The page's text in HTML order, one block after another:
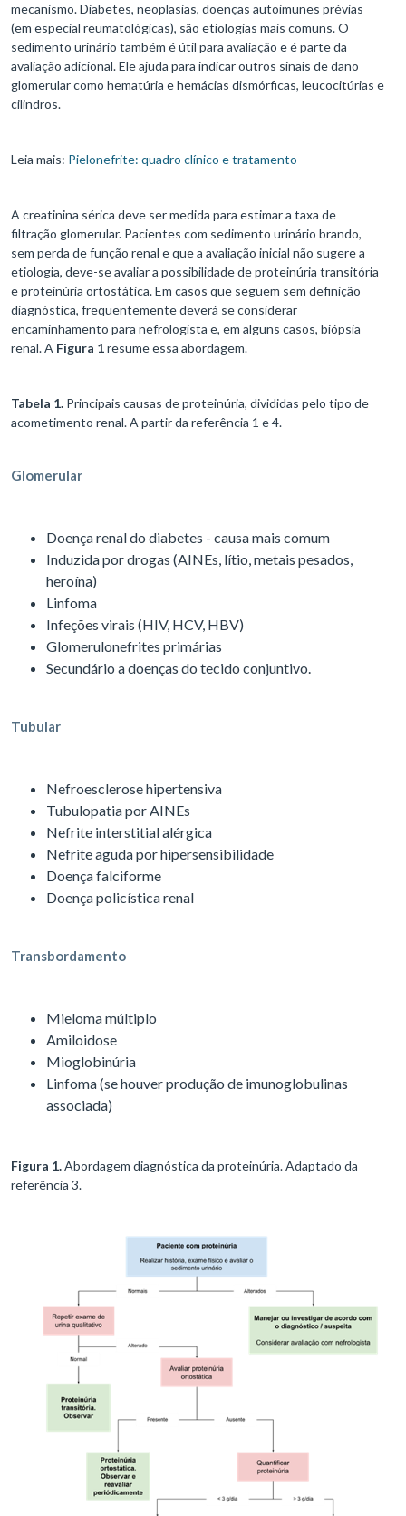
mecanismo. Diabetes, neoplasias, doenças autoimunes prévias
(em especial reumatológicas), são etiologias mais comuns. O
sedimento urinário também é útil para avaliação e é parte da
avaliação adicional. Ele ajuda para indicar outros sinais de dano
glomerular como hematúria e hemácias dismórficas, leucocitúrias e
cilindros.
Leia mais: Pielonefrite: quadro clínico e tratamento
A creatinina sérica deve ser medida para estimar a taxa de
filtração glomerular. Pacientes com sedimento urinário brando,
sem perda de função renal e que a avaliação inicial não sugere a
etiologia, deve-se avaliar a possibilidade de proteinúria transitória
e proteinúria ortostática. Em casos que seguem sem definição
diagnóstica, frequentemente deverá se considerar
encaminhamento para nefrologista e, em alguns casos, biópsia
renal. A Figura 1resume essa abordagem.
Tabela 1. Principais causas de proteinúria, divididas pelo tipo de
acometimento renal. A partir da referência 1 e 4.
Glomerular
Doença renal do diabetes - causa mais comum
Induzida por drogas (AINEs, lítio, metais pesados,
heroína)
Linfoma
Infeções virais (HIV, HCV, HBV)
Glomerulonefrites primárias
Secundário a doenças do tecido conjuntivo.
Tubular
Nefroesclerose hipertensiva
Tubulopatia por AINEs
Nefrite interstitial alérgica
Nefrite aguda por hipersensibilidade
Doença falciforme
Doença policística renal
Transbordamento
Mieloma múltiplo
Amiloidose
Mioglobinúria
Linfoma (se houver produção de imunoglobulinas
associada)
Figura 1.Abordagem diagnóstica da proteinúria. Adaptado da
referência 3.